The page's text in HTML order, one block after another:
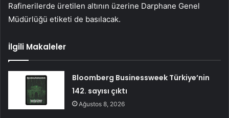
Rafinerilerde üretilen altının üzerine Darphane Genel
Müdürlüğü etiketi de basılacak.
İlgili Makaleler
Bloomberg Businessweek Türkiye’nin
142. sayısı çıktı
Ağustos 8, 2026